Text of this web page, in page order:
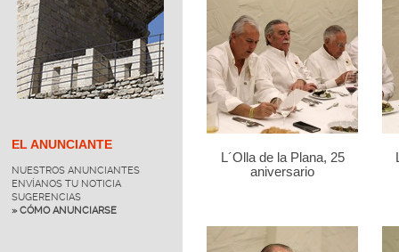
EL ANUNCIANTE
NUESTROS ANUNCIANTES
ENVÍANOS TU NOTICIA
SUGERENCIAS
» CÓMO ANUNCIARSE
L´Olla de la Plana, 25
aniversario